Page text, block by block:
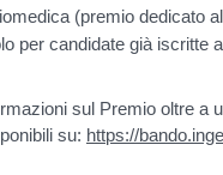
(premio dedicato
per candidate già iscritte
sul Premio oltre a
su: https://